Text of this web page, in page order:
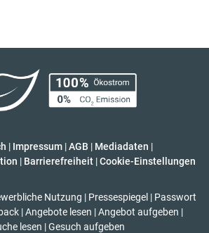
| Impressum |AGB | Mediadaten |
| Barrierefreiheit | Cookie-Einstellungen
Nutzung | Pressespiegel | Passwort
| Angebote lesen | Angebot aufgeben |
lesen | Gesuch aufgeben